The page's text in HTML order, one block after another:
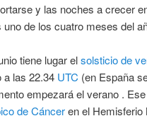
y las noches a crecer
uno de los cuatro meses del
tiene lugar elsolsticio de
a las 22.34 UTC (en España
empezará el verano .
de Cánceren el Hemisferio